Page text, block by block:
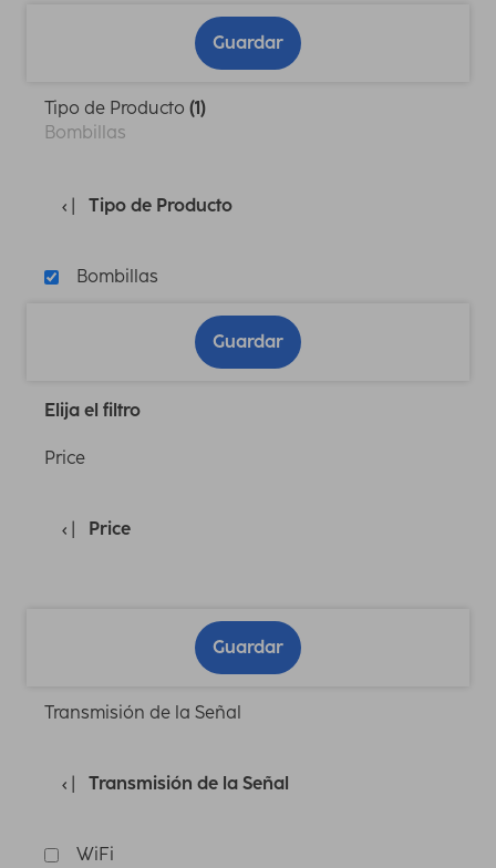
Guardar
Tipo de Producto (1)
Bombillas
Tipo de Producto
Bombillas
Guardar
Elija el filtro
Price
Price
Guardar
Transmisión de la Señal
Transmisión de la Señal
WiFi